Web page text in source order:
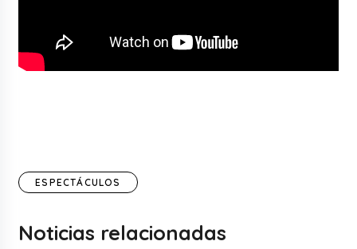
ESPECTÁCULOS
Noticias relacionadas